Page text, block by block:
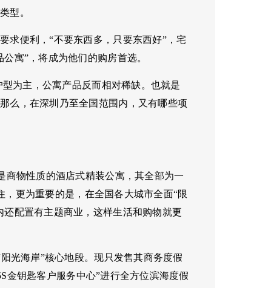
型。
求便利，“不要东西多，只要东西好”，宅
寓”，将成为他们的购房首选。
为主，公寓产品反而相对稀缺。也就是
么，在深圳乃至全国范围内，又有哪些项
商物性质的酒店式精装公寓，其全部为一
更为重要的是，在全国各大城市全面“限
配置有主题商业，这样生活和购物就更
光海岸”核心地段。现只发售其商务度假
金钥匙客户服务中心”进行全方位滨海度假